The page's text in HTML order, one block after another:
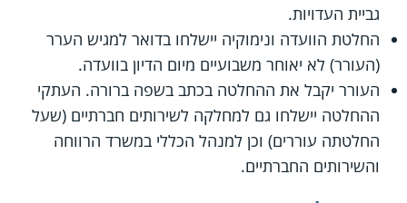
גביית העדויות.
החלטת הוועדה ונימוקיה יישלחו בדואר למגיש הערר
(העורר) לא יאוחר משבועיים מיום הדיון בוועדה.
העורר יקבל את ההחלטה בכתב בשפה ברורה. העתקי
ההחלטה יישלחו גם למחלקה לשירותים חברתיים (שעל
החלטתה עוררים) וכן למנהל הכללי במשרד הרווחה
והשירותים החברתיים.